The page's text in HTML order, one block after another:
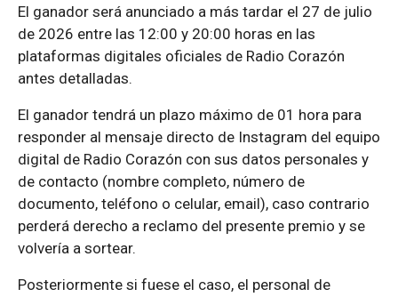
El ganador será anunciado a más tardar el 27 de julio
de 2026 entre las 12:00 y 20:00 horas en las
plataformas digitales oficiales de Radio Corazón
antes detalladas.
El ganador tendrá un plazo máximo de 01 hora para
responder al mensaje directo de Instagram del equipo
digital de Radio Corazón con sus datos personales y
de contacto (nombre completo, número de
documento, teléfono o celular, email), caso contrario
perderá derecho a reclamo del presente premio y se
volvería a sortear.
Posteriormente si fuese el caso, el personal de